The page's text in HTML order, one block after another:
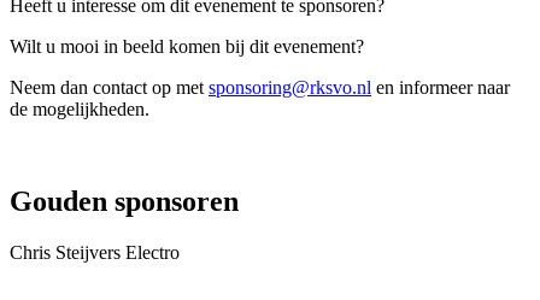
Heeft u interesse om dit evenement te sponsoren?
Wilt u mooi in beeld komen bij dit evenement?
Neem dan contact op met sponsoring@rksvo.nl en informeer naar
de mogelijkheden.
Gouden sponsoren
Chris Steijvers Electro